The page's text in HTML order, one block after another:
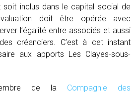
inclus dans le capital social de
doit être opérée avec
l’égalité entre associés et aussi
créanciers. C’est à cet instant
aux apports Les Clayes-sous-
de la Compagnie des